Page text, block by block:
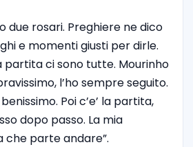
due rosari. Preghiere ne dico
e momenti giusti per dirle.
partita ci sono tutte. Mourinho
l’ho sempre seguito.
Poi c’e’ la partita,
dopo passo. La mia
che parte andare”.